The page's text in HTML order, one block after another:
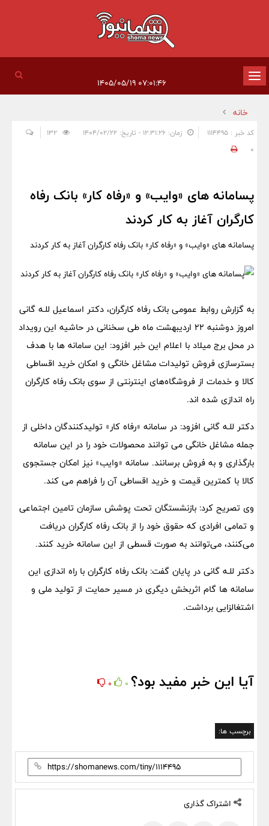
تغییر
وضعیت
ناوبری
خانه
کد خبر : 1114495 زمان: ۱۲:۳۱:۲۶ - تاریخ: ۱۴۰۴/۰۲/۲۲
0
پسامانه های «وایب» و «رفاه کار» بانک رفاه
کارگران آغاز به کار کردند
پسامانه های «وایب» و «رفاه کار» بانک رفاه کارگران آغاز به کار کردند
به گزارش روابط عمومی بانک رفاه کارگران، دکتر اسماعیل للـه گانی
امروز دوشنبه ۲۲ اردیبهشت ماه طی سخنانی در حاشیه این رویداد
در محل برج میلاد با اعلام این خبر افزود: این سامانه ها با هدف
بسترسازی فروش تولیدات مشاغل خانگی و امکان خرید اقساطی
کالا و خدمات از فروشگاه‌های اینترنتی از سوی بانک رفاه کارگران
راه اندازی شده اند.
دکتر للـه گانی افزود: در سامانه «رفاه کار» تولیدکنندگان داخلی از
جمله مشاغل خانگی می توانند محصولات خود را در این سامانه
بارگذاری و به فروش برسانند. سامانه «وایب» نیز امکان جستجوی
کالا با کمترین قیمت و خرید اقساطی آن را فراهم می کند.
وی تصریح کرد: بازنشستگان تحت پوشش سازمان تامین اجتماعی
و تمامی افرادی که حقوق خود را از بانک رفاه کارگران دریافت
می‌کنند، می‌توانند به صورت قسطی از این سامانه خرید کنند.
دکتر للـه گانی در پایان گفت: بانک رفاه کارگران با راه اندازی این
سامانه ها گام اثربخش دیگری در مسیر حمایت از تولید ملی و
اشتغالزایی برداشت.
آیا این خبر مفید بود؟ 0
0
برچسب ها:
اشتراک گذاری